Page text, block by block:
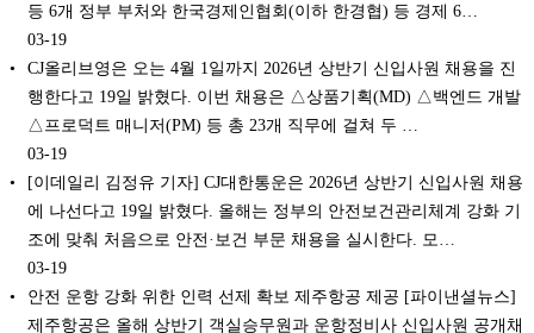
등 6개 정부 부처와 한국경제인협회(이하 한경협) 등 경제 6…
03-19
CJ올리브영은 오는 4월 1일까지 2026년 상반기 신입사원 채용을 진
행한다고 19일 밝혔다. 이번 채용은 △상품기획(MD) △백엔드 개발
△프로덕트 매니저(PM) 등 총 23개 직무에 걸쳐 두 …
03-19
[이데일리 김정유 기자] CJ대한통운은 2026년 상반기 신입사원 채용
에 나선다고 19일 밝혔다. 올해는 정부의 안전보건관리체계 강화 기
조에 맞춰 처음으로 안전·보건 부문 채용을 실시한다. 모…
03-19
안전 운항 강화 위한 인력 선제 확보 제주항공 제공 [파이낸셜뉴스]
제주항공은 올해 상반기 객실승무원과 운항정비사 신입사원 공개채